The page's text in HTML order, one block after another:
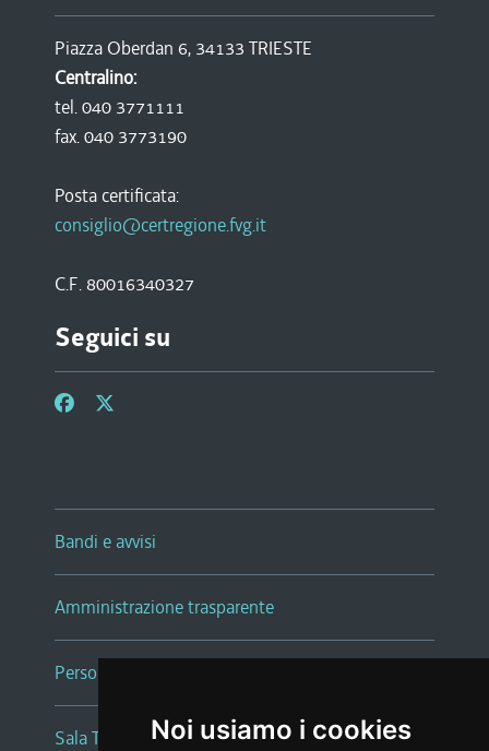
Noi usiamo i cookies
Piazza Oberdan 6, 34133 TRIESTE
Centralino:
tel. 040 3771111
fax. 040 3773190
Posta certificata:
consiglio@certregione.fvg.it
C.F. 80016340327
Seguici su
Bandi e avvisi
Amministrazione trasparente
Persone e Uffici
Sala Tiziano Tessitori